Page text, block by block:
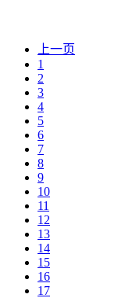
上一页
1
2
3
4
5
6
7
8
9
10
11
12
13
14
15
16
17